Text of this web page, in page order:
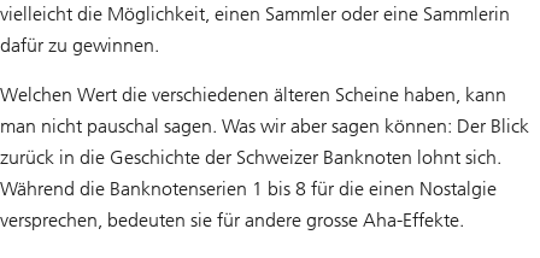
vielleicht die Möglichkeit, einen Sammler oder eine Sammlerin
dafür zu gewinnen.
Welchen Wert die verschiedenen älteren Scheine haben, kann
man nicht pauschal sagen. Was wir aber sagen können: Der Blick
zurück in die Geschichte der Schweizer Banknoten lohnt sich.
Während die Banknotenserien 1 bis 8 für die einen Nostalgie
versprechen, bedeuten sie für andere grosse Aha-Effekte.